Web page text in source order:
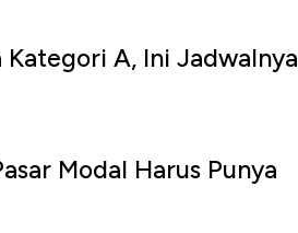
Kategori A, Ini Jadwalnya
Modal Harus Punya